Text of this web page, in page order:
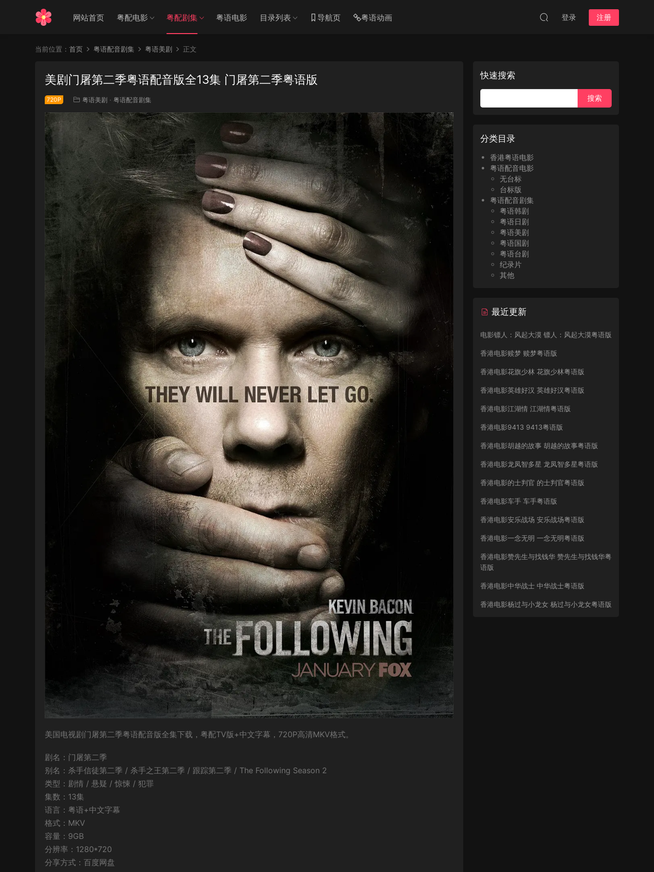
网站首页 粤配电影 粤配剧集 粤语电影 目录列表 导航页 粤语动画 登录 注册
当前位置： 首页 粤语配音剧集 粤语美剧 正文
美剧门屠第二季粤语配音版全13集 门屠第二季粤语版
720P 粤语美剧 · 粤语配音剧集
美国电视剧门屠第二季粤语配音版全集下载，粤配TV版+中文字幕，720P高清MKV格式。
剧名：门屠第二季
别名：杀手信徒第二季 / 杀手之王第二季 / 跟踪第二季 / The Following Season 2
类型：剧情 / 悬疑 / 惊悚 / 犯罪
集数：13集
语言：粤语+中文字幕
格式：MKV
容量：9GB
分辨率：1280*720
分享方式：百度网盘
快速搜索
分类目录
香港粤语电影
粤语配音电影
无台标
台标版
粤语配音剧集
粤语韩剧
粤语日剧
粤语美剧
粤语国剧
粤语台剧
纪录片
其他
最近更新
电影镖人：风起大漠 镖人：风起大漠粤语版
香港电影赎梦 赎梦粤语版
香港电影花旗少林 花旗少林粤语版
香港电影英雄好汉 英雄好汉粤语版
香港电影江湖情 江湖情粤语版
香港电影9413 9413粤语版
香港电影胡越的故事 胡越的故事粤语版
香港电影龙凤智多星 龙凤智多星粤语版
香港电影的士判官 的士判官粤语版
香港电影车手 车手粤语版
香港电影安乐战场 安乐战场粤语版
香港电影一念无明 一念无明粤语版
香港电影赞先生与找钱华 赞先生与找钱华粤
语版
香港电影中华战士 中华战士粤语版
香港电影杨过与小龙女 杨过与小龙女粤语版